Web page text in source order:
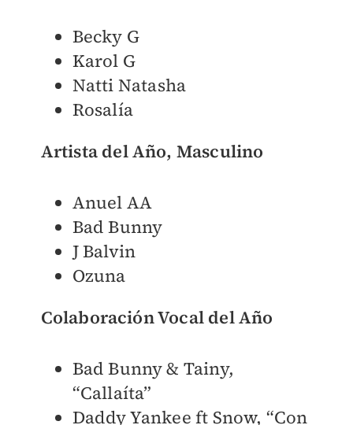
Becky G
Karol G
Natti Natasha
Rosalía
Artista del Año, Masculino
Anuel AA
Bad Bunny
J Balvin
Ozuna
Colaboración Vocal del Año
Bad Bunny & Tainy,
“Callaíta”
Daddy Yankee ft Snow, “Con